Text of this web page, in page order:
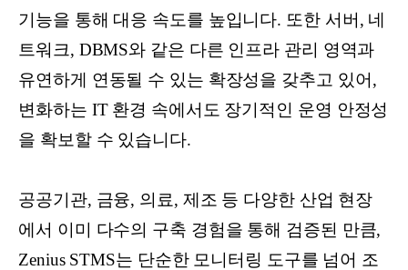
기능을 통해 대응 속도를 높입니다. 또한 서버, 네
트워크, DBMS와 같은 다른 인프라 관리 영역과
유연하게 연동될 수 있는 확장성을 갖추고 있어,
변화하는 IT 환경 속에서도 장기적인 운영 안정성
을 확보할 수 있습니다.
공공기관, 금융, 의료, 제조 등 다양한 산업 현장
에서 이미 다수의 구축 경험을 통해 검증된 만큼,
Zenius STMS는 단순한 모니터링 도구를 넘어 조